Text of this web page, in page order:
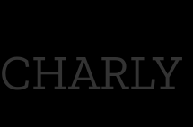
CHARLY